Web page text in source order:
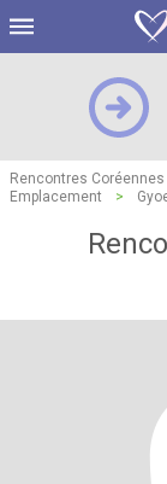
Rencontres Coréennes
Emplacement
>